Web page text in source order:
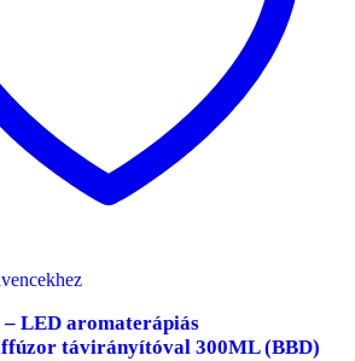
LED aromaterápiás
távirányítóval 300ML (BBD)